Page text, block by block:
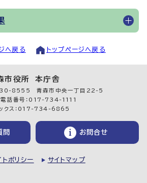
へ戻る トップページへ戻る
市役所 本庁舎
8555 青森市中央一丁目22-5
電話番号：017-734-1111
ックス：017-734-6865
問 お問合せ
トポリシー サイトマップ